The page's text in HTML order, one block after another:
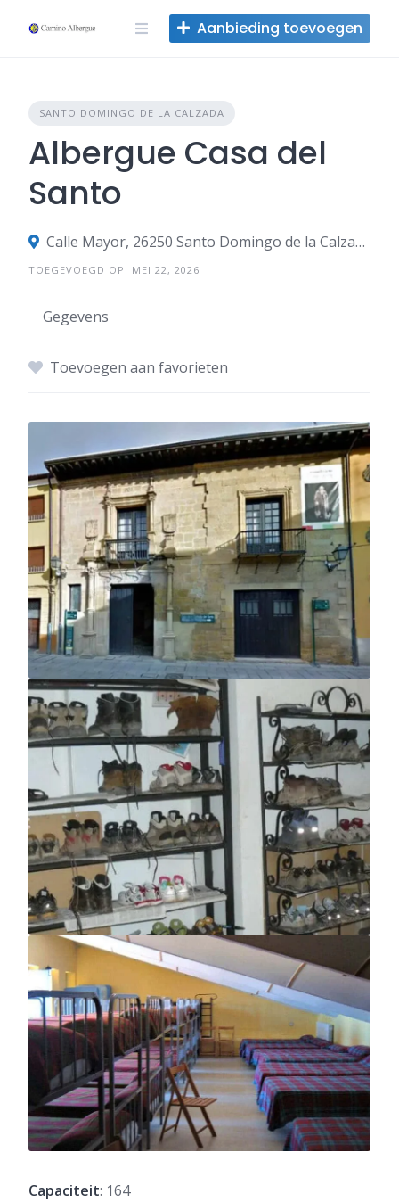
naar
Aanbieding toevoegen
SANTO DOMINGO DE LA CALZADA
Albergue Casa del
Santo
Calle Mayor, 26250 Santo Domingo de la Calzada, La Rioja, Spanje
TOEGEVOEGD OP: MEI 22, 2026
Gegevens
Toevoegen aan favorieten
Capaciteit: 164